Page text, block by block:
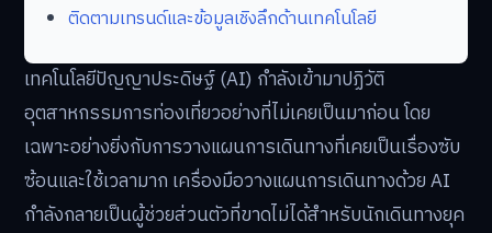
ติดตามเทรนด์และข้อมูลเชิงลึกด้านเทคโนโลยี
เทคโนโลยีปัญญาประดิษฐ์ (AI) กำลังเข้ามาปฏิวัติ
อุตสาหกรรมการท่องเที่ยวอย่างที่ไม่เคยเป็นมาก่อน โดย
เฉพาะอย่างยิ่งกับการวางแผนการเดินทางที่เคยเป็นเรื่องซับ
ซ้อนและใช้เวลามาก เครื่องมือวางแผนการเดินทางด้วย AI
กำลังกลายเป็นผู้ช่วยส่วนตัวที่ขาดไม่ได้สำหรับนักเดินทางยุค